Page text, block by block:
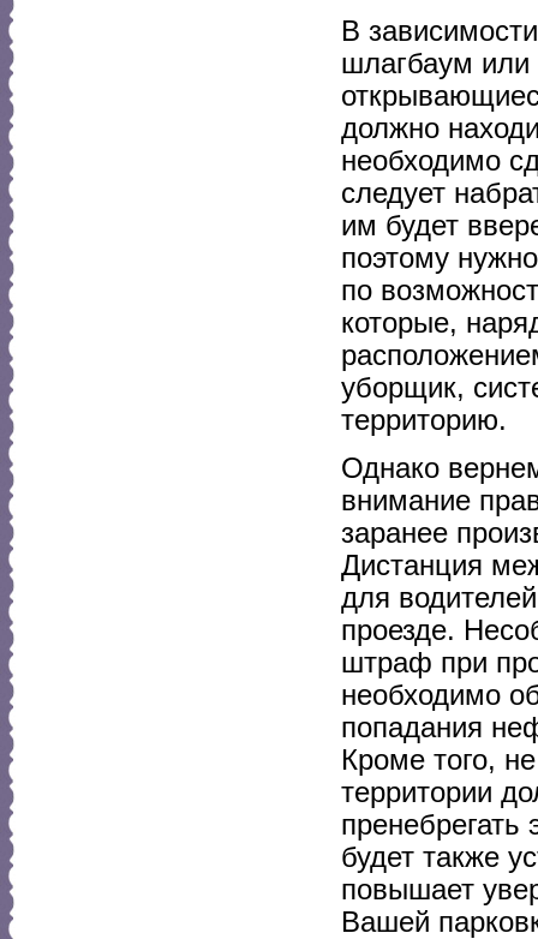
В
шлагбаум или
должно
необходимо
следует
им будет
поэтому
по
которые,
уборщик,
территорию.
Однако
внимание
заранее
Дистанция
для
проезде.
штраф при
необходимо
попадания
Кроме того,
территории
будет также
повышает
Вашей